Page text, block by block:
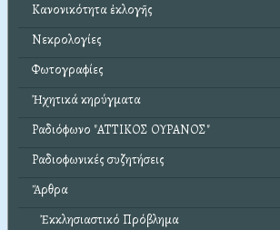
Κανονικότητα ἐκλογῆς
Νεκρολογίες
Φωτογραφίες
Ἠχητικά κηρύγματα
Ραδιόφωνο "ΑΤΤΙΚΟΣ ΟΥΡΑΝΟΣ"
Ραδιοφωνικές συζητήσεις
Ἄρθρα
Ἐκκλησιαστικό Πρόβλημα